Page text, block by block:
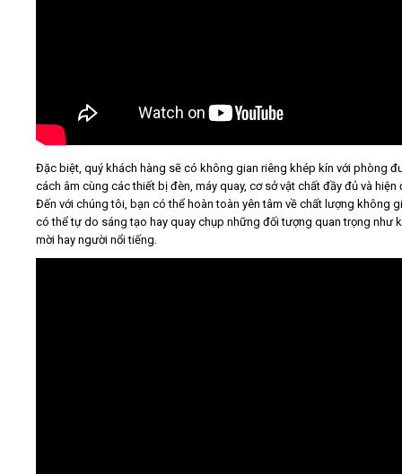
Đặc biệt, quý khách hàng sẽ có không gian riêng khép kín với phòng
cách âm cùng các thiết bị đèn, máy quay, cơ sở vật chất đầy đủ và hiện
Đến với chúng tôi, bạn có thể hoàn toàn yên tâm về chất lượng không
có thể tự do sáng tạo hay quay chụp những đối tượng quan trọng như
mời hay người nổi tiếng.